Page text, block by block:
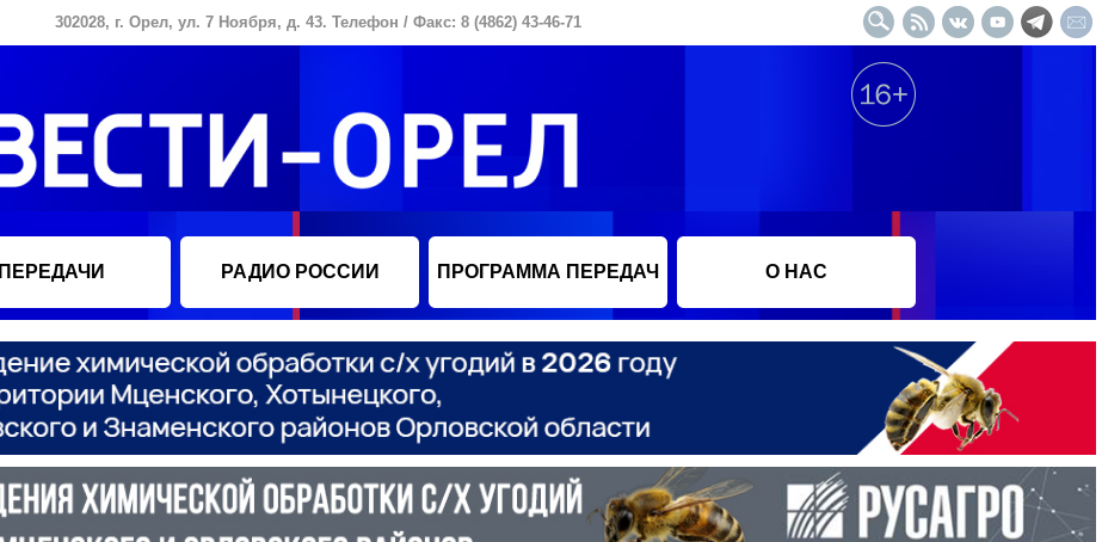
302028, г. Орел, ул. 7 Ноября, д. 43. Телефон / Факс: 8 (4862) 43-46-71
ПЕРЕДАЧИ РАДИО РОССИИ ПРОГРАММА ПЕРЕДАЧ О НАС